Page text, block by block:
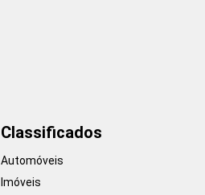
Classificados
Automóveis
Imóveis